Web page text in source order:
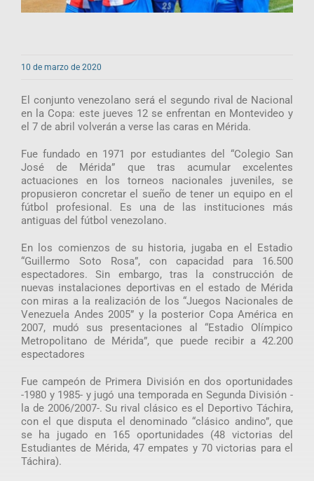
10 de marzo de 2020
El conjunto venezolano será el segundo rival de Nacional
en la Copa: este jueves 12 se enfrentan en Montevideo y
el 7 de abril volverán a verse las caras en Mérida.
Fue fundado en 1971 por estudiantes del “Colegio San
José de Mérida” que tras acumular excelentes
actuaciones en los torneos nacionales juveniles, se
propusieron concretar el sueño de tener un equipo en el
fútbol profesional. Es una de las instituciones más
antiguas del fútbol venezolano.
En los comienzos de su historia, jugaba en el Estadio
“Guillermo Soto Rosa”, con capacidad para 16.500
espectadores. Sin embargo, tras la construcción de
nuevas instalaciones deportivas en el estado de Mérida
con miras a la realización de los “Juegos Nacionales de
Venezuela Andes 2005” y la posterior Copa América en
2007, mudó sus presentaciones al “Estadio Olímpico
Metropolitano de Mérida”, que puede recibir a 42.200
espectadores
Fue campeón de Primera División en dos oportunidades
-1980 y 1985- y jugó una temporada en Segunda División -
la de 2006/2007-. Su rival clásico es el Deportivo Táchira,
con el que disputa el denominado “clásico andino”, que
se ha jugado en 165 oportunidades (48 victorias del
Estudiantes de Mérida, 47 empates y 70 victorias para el
Táchira).